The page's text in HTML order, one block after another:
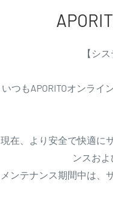
【シ
いつもAPORITOオンラ
現在、より安全で快適に
ンスおよ
メンテナンス期間中は、